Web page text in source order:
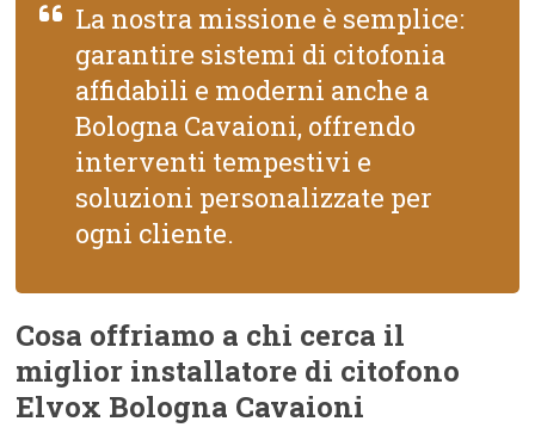
La nostra missione è semplice:
garantire sistemi di citofonia
affidabili e moderni anche a
Bologna Cavaioni, offrendo
interventi tempestivi e
soluzioni personalizzate per
ogni cliente.
Cosa offriamo a chi cerca il
miglior installatore di citofono
Elvox Bologna Cavaioni